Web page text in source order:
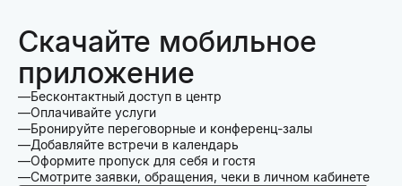
Скачайте мобильное
приложение
Бесконтактный доступ в центр
Оплачивайте услуги
Бронируйте переговорные и конференц-залы
Добавляйте встречи в календарь
Оформите пропуск для себя и гостя
Смотрите заявки, обращения, чеки в личном кабинете